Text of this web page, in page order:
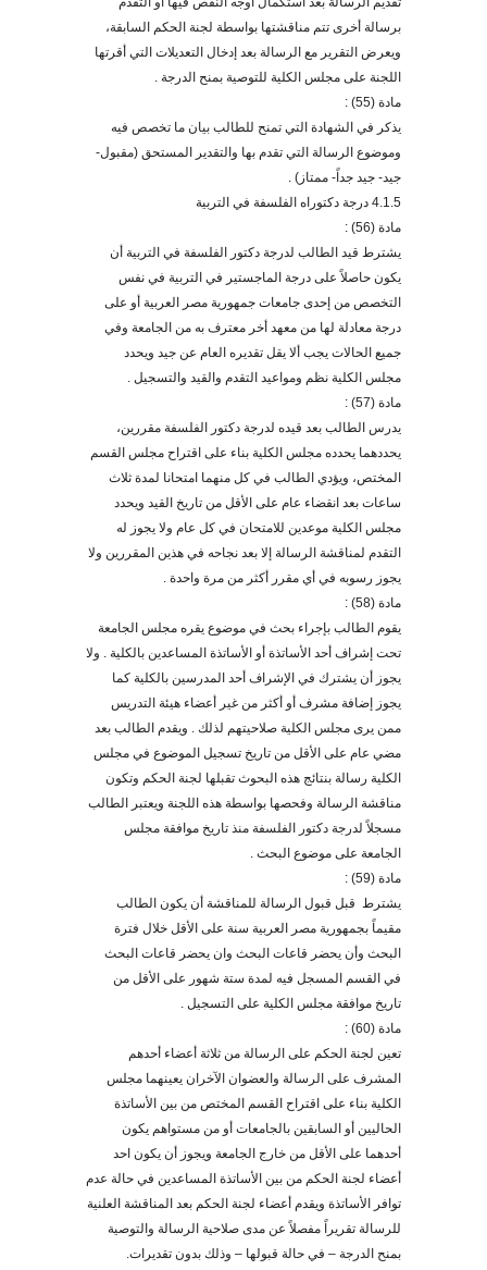
برسالة أخرى تتم مناقشتها بواسطة لجنة الحكم السابقة،
ويعرض التقرير مع الرسالة بعد إدخال التعديلات التي أقرتها
اللجنة على مجلس الكلية للتوصية بمنح الدرجة .
مادة (55) :
يذكر في الشهادة التي تمنح للطالب بيان ما تخصص فيه
وموضوع الرسالة التي تقدم بها والتقدير المستحق (مقبول-
جيد- جيد جداً- ممتاز) .
4.1.5 درجة دكتوراه الفلسفة في التربية
مادة (56) :
يشترط قيد الطالب لدرجة دكتور الفلسفة في التربية أن
يكون حاصلاً على درجة الماجستير في التربية في نفس
التخصص من إحدى جامعات جمهورية مصر العربية أو على
درجة معادلة لها من معهد أخر معترف به من الجامعة وفي
جميع الحالات يجب ألا يقل تقديره العام عن جيد ويحدد
مجلس الكلية نظم ومواعيد التقدم والقيد والتسجيل .
مادة (57) :
يدرس الطالب بعد قيده لدرجة دكتور الفلسفة مقررين،
يحددهما يحدده مجلس الكلية بناء على اقتراح مجلس القسم
المختص، ويؤدي الطالب في كل منهما امتحانا لمدة ثلاث
ساعات بعد انقضاء عام على الأقل من تاريخ القيد ويحدد
مجلس الكلية موعدين للامتحان في كل عام ولا يجوز له
التقدم لمناقشة الرسالة إلا بعد نجاحه في هذين المقررين ولا
يجوز رسوبه في أي مقرر أكثر من مرة واحدة .
مادة (58) :
يقوم الطالب بإجراء بحث في موضوع يقره مجلس الجامعة
تحت إشراف أحد الأساتذة أو الأساتذة المساعدين بالكلية . ولا
يجوز أن يشترك في الإشراف أحد المدرسين بالكلية كما
يجوز إضافة مشرف أو أكثر من غير أعضاء هيئة التدريس
ممن يرى مجلس الكلية صلاحيتهم لذلك . ويقدم الطالب بعد
مضي عام على الأقل من تاريخ تسجيل الموضوع في مجلس
الكلية رسالة بنتائج هذه البحوث تقبلها لجنة الحكم وتكون
مناقشة الرسالة وفحصها بواسطة هذه اللجنة ويعتبر الطالب
مسجلاً لدرجة دكتور الفلسفة منذ تاريخ موافقة مجلس
الجامعة على موضوع البحث .
مادة (59) :
يشترط قبل قبول الرسالة للمناقشة أن يكون الطالب
مقيماً بجمهورية مصر العربية سنة على الأقل خلال فترة
البحث وأن يحضر قاعات البحث وان يحضر قاعات البحث
في القسم المسجل فيه لمدة ستة شهور على الأقل من
تاريخ موافقة مجلس الكلية على التسجيل .
مادة (60) :
تعين لجنة الحكم على الرسالة من ثلاثة أعضاء أحدهم
المشرف على الرسالة والعضوان الآخران يعينهما مجلس
الكلية بناء على اقتراح القسم المختص من بين الأساتذة
الحاليين أو السابقين بالجامعات أو من مستواهم يكون
حدهما على الأقل من خارج الجامعة ويجوز أن يكون احد
أعضاء لجنة الحكم من بين الأساتذة المساعدين في حالة عدم
توافر الأساتذة ويقدم أعضاء لجنة الحكم بعد المناقشة العلنية
للرسالة تقريراً مفصلاً عن مدى صلاحية الرسالة والتوصية
بمنح الدرجة – في حالة قبولها – وذلك بدون تقديرات.